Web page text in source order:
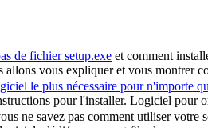
de fichier setup.exe et comment
vous expliquer et vous montrer
le plus nécessaire pour n'importe
pour l'installer. Logiciel pour
ne savez pas comment utiliser votre